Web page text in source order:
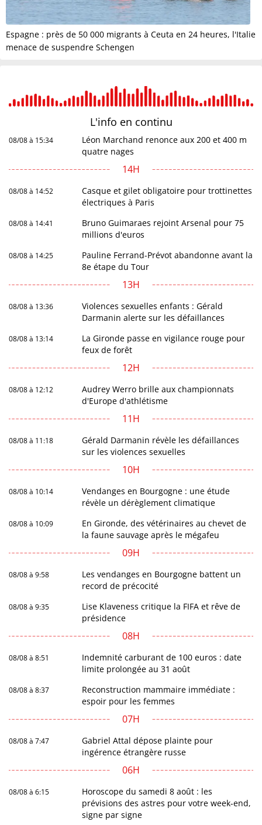
Espagne : près de 50 000 migrants à Ceuta en 24 heures, l'Italie
menace de suspendre Schengen
L'info en continu
08/08 à 15:34
Léon Marchand renonce aux 200 et 400 m
quatre nages
14H
08/08 à 14:52
Casque et gilet obligatoire pour trottinettes
électriques à Paris
08/08 à 14:41
Bruno Guimaraes rejoint Arsenal pour 75
millions d'euros
08/08 à 14:25
Pauline Ferrand-Prévot abandonne avant la
8e étape du Tour
13H
08/08 à 13:36
Violences sexuelles enfants : Gérald
Darmanin alerte sur les défaillances
08/08 à 13:14
La Gironde passe en vigilance rouge pour
feux de forêt
12H
08/08 à 12:12
Audrey Werro brille aux championnats
d'Europe d'athlétisme
11H
08/08 à 11:18
Gérald Darmanin révèle les défaillances
sur les violences sexuelles
10H
08/08 à 10:14
Vendanges en Bourgogne : une étude
révèle un dérèglement climatique
08/08 à 10:09
En Gironde, des vétérinaires au chevet de
la faune sauvage après le mégafeu
09H
08/08 à 9:58
Les vendanges en Bourgogne battent un
record de précocité
08/08 à 9:35
Lise Klaveness critique la FIFA et rêve de
présidence
08H
08/08 à 8:51
Indemnité carburant de 100 euros : date
limite prolongée au 31 août
08/08 à 8:37
Reconstruction mammaire immédiate :
espoir pour les femmes
07H
08/08 à 7:47
Gabriel Attal dépose plainte pour
ingérence étrangère russe
06H
08/08 à 6:15
Horoscope du samedi 8 août : les
prévisions des astres pour votre week-end,
signe par signe